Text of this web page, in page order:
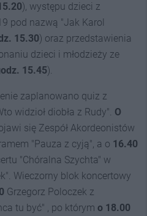
), występu dzieci z
pod nazwą "Jak Karol
15.30) oraz przedstawienia
dzieci i młodzieży ze
15.45).
zaplanowano quiz z
widzioł diobła z Rudy". O
się Zespół Akordeonistów
"Pauza z cyją", a o 16.40
"Chóralna Szychta" w
Wieczorny blok koncertowy
Grzegorz Poloczek z
tu być" , po którym o 18.00